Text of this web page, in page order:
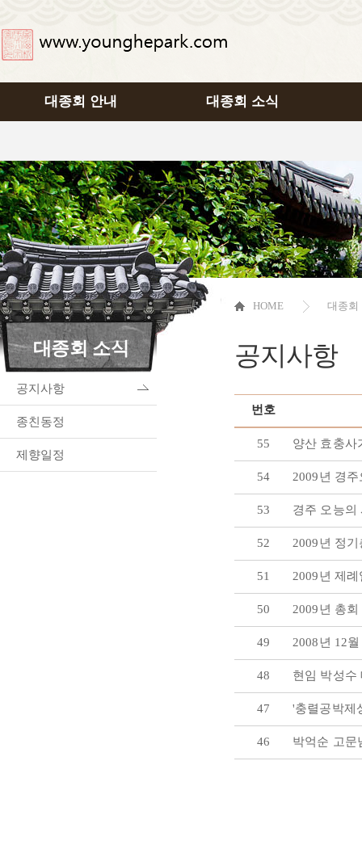
대종회 안내 대종회 소식
HOME 대종회
대종회 소식
공지사항
종친동정
제향일정
공지사항
번호
55 양산 효충사
54 2009년 경
53 경주 오능의
52 2009년 정기
51 2009년 제례
50 2009년 총회
49 2008년 12
48 현임 박성수
47 '충렬공박제
46 박억순 고문